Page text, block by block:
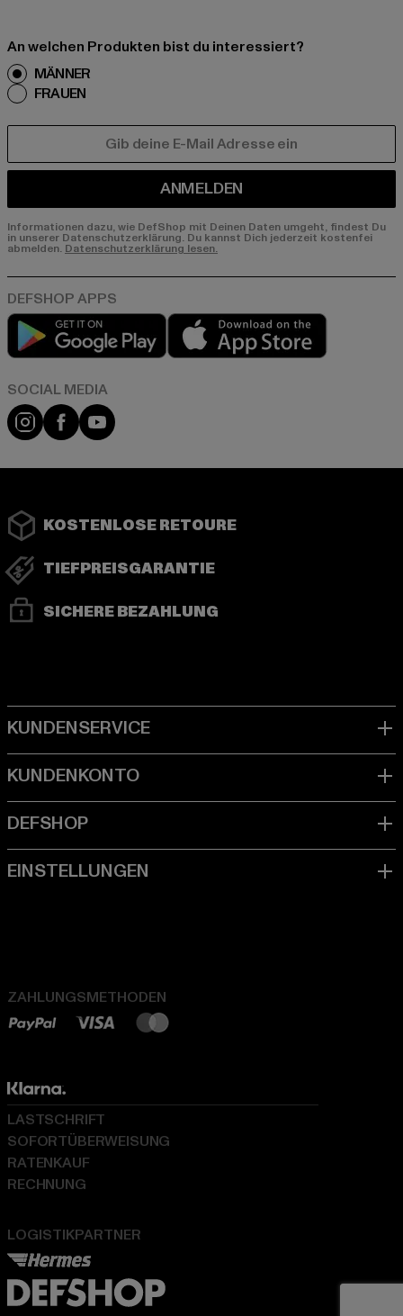
An welchen Produkten bist du interessiert?
MÄNNER
FRAUEN
ANMELDEN
Informationen dazu, wie DefShop mit Deinen Daten umgeht, findest Du
in unserer Datenschutzerklärung. Du kannst Dich jederzeit kostenfei
abmelden. Datenschutzerklärung lesen.
Play market
Instagram
FacebookYouTube
KOSTENLOSE RETOURE
TIEFPREISGARANTIE
SICHERE BEZAHLUNG
ZAHLUNGSMETHODEN
LOGISTIKPARTNER
LASTSCHRIFT
SOFORTÜBERWEISUNG
RATENKAUF
RECHNUNG